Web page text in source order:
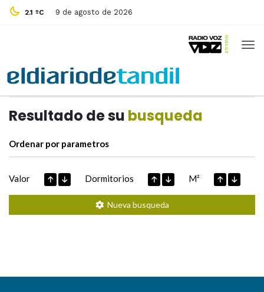
2.1 ºC 9 de agosto de 2026
Resultado de su busqueda
Ordenar por parametros
Valor Dormitorios M²
Nueva busqueda